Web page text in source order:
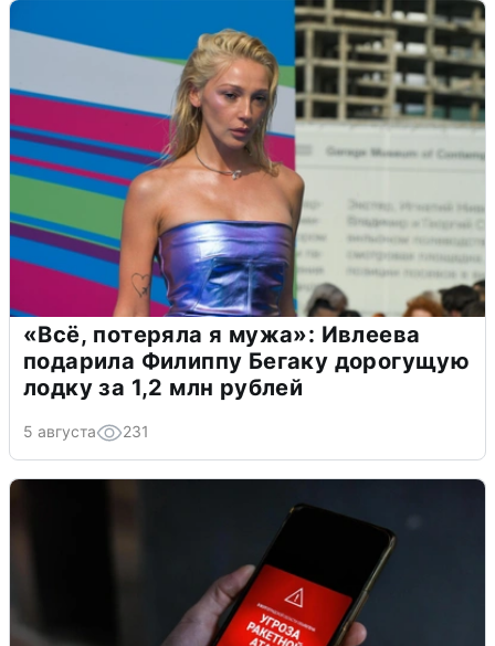
«Всё, потеряла я мужа»: Ивлеева
подарила Филиппу Бегаку дорогущую
лодку за 1,2 млн рублей
5 августа 231